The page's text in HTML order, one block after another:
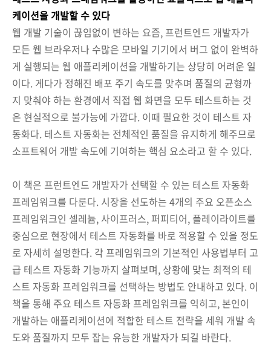
케이션을 개발할 수 있다
웹 개발 기술이 끊임없이 변하는 요즘, 프런트엔드 개발자가
모든 웹 브라우저나 수많은 모바일 기기에서 버그 없이 완벽하
게 실행되는 웹 애플리케이션을 개발하기는 상당히 어려운 일
이다. 게다가 정해진 배포 주기 속도를 맞추며 품질의 균형까
지 맞춰야 하는 환경에서 직접 웹 화면을 모두 테스트하는 것
은 현실적으로 불가능에 가깝다. 이때 필요한 것이 테스트 자
동화다. 테스트 자동화는 전체적인 품질을 유지하게 해주므로
소프트웨어 개발 속도에 기여하는 핵심 요소라고 할 수 있다.
이 책은 프런트엔드 개발자가 선택할 수 있는 테스트 자동화
프레임워크를 다룬다. 시장을 선도하는 4개의 주요 오픈소스
프레임워크인 셀레늄, 사이프러스, 퍼피티어, 플레이라이트를
중심으로 현장에서 테스트 자동화를 바로 적용할 수 있을 정도
로 자세히 설명한다. 각 프레임워크의 기본적인 사용법부터 고
급 테스트 자동화 기능까지 살펴보며, 상황에 맞는 최적의 테
스트 자동화 프레임워크를 선택하는 방법도 안내하고 있다. 이
책을 통해 주요 테스트 자동화 프레임워크를 익히고, 본인이
개발하는 애플리케이션에 적합한 테스트 전략을 세워 개발 속
도와 품질까지 모두 잡는 유능한 개발자가 되길 바란다.